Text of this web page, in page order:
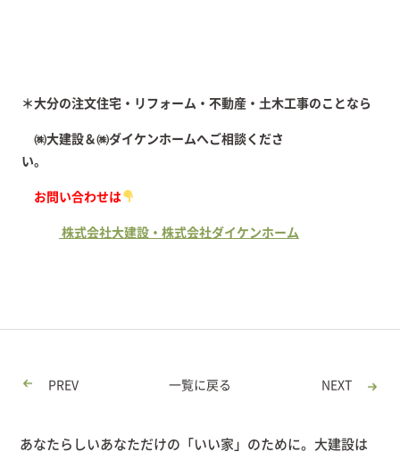
＊大分の注文住宅・リフォーム・不動産・土木工事のことなら
㈱大建設＆㈱ダイケンホームへご相談くださ
い。
お問い合わせは
株式会社大建設・株式会社ダイケンホーム
PREV 一覧に戻る NEXT
あなたらしいあなただけの「いい家」のために。大建設は